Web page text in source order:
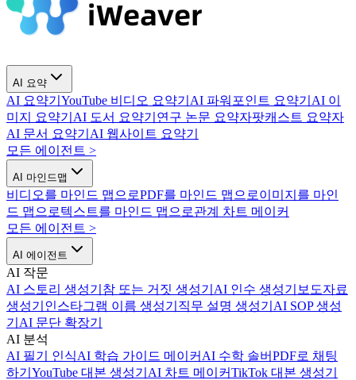
AI 요약
AI 요약기 YouTube 비디오 요약기 AI 파워포인트 요약기 AI 이
미지 요약기 AI 도서 요약기 연구 논문 요약자팟캐스트 요약자
AI 문서 요약기 AI 웹사이트 요약기
모든 에이전트 >
AI 마인드맵
비디오를 마인드 맵으로PDF를 마인드 맵으로이미지를 마인
드 맵으로텍스트를 마인드 맵으로관계 차트 메이커
모든 에이전트 >
AI 에이전트
AI 작문
AI 스토리 생성기 참 또는 거짓 생성기 AI 인수 생성기 보도자료
생성기 인스타그램 이름 생성기 직무 설명 생성기 AI SOP 생성
기 AI 문단 확장기
AI 분석
AI 필기 인식AI 학습 가이드 메이커 AI 수학 솔버PDF로 채팅
하기 YouTube 대본 생성기 AI 차트 메이커TikTok 대본 생성기